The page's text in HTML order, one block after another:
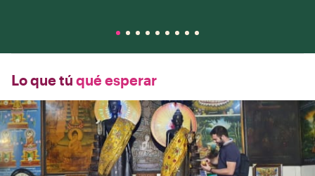
Lo que tú qué esperar